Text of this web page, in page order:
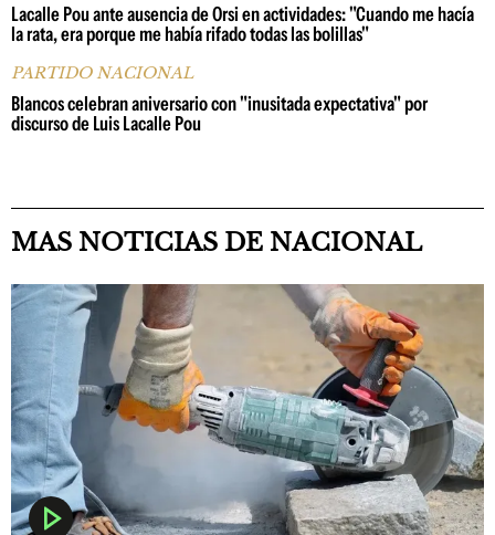
Lacalle Pou ante ausencia de Orsi en actividades: "Cuando me hacía
la rata, era porque me había rifado todas las bolillas"
PARTIDO NACIONAL
Blancos celebran aniversario con "inusitada expectativa" por
discurso de Luis Lacalle Pou
MAS NOTICIAS DE NACIONAL